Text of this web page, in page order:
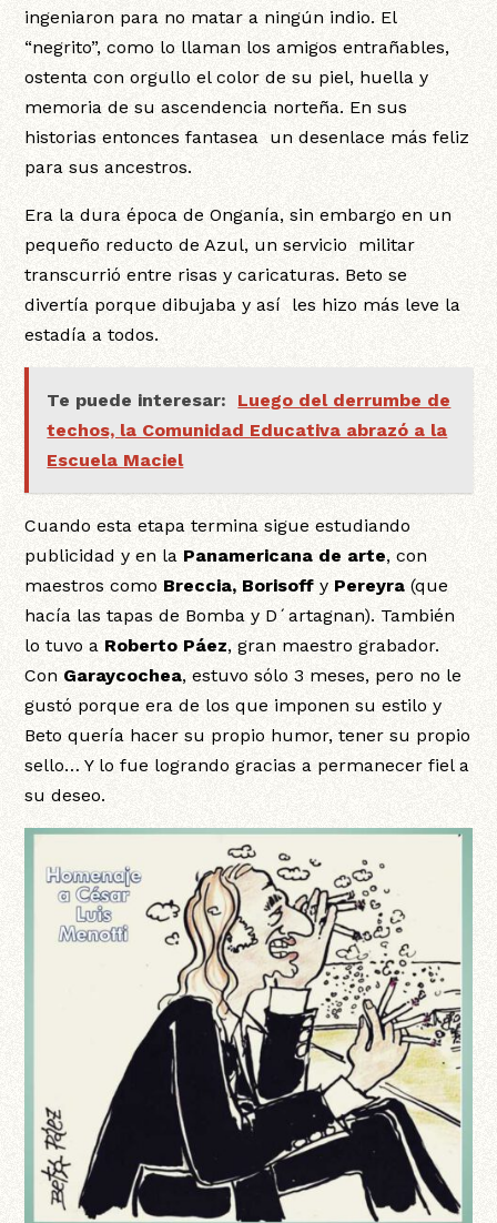
ingeniaron para no matar a ningún indio. El
“negrito”, como lo llaman los amigos entrañables,
ostenta con orgullo el color de su piel, huella y
memoria de su ascendencia norteña. En sus
historias entonces fantasea un desenlace más feliz
para sus ancestros.
Era la dura época de Onganía, sin embargo en un
pequeño reducto de Azul, un servicio militar
transcurrió entre risas y caricaturas. Beto se
divertía porque dibujaba y así les hizo más leve la
estadía a todos.
Te puede interesar:
Luego del derrumbe de
techos, la Comunidad Educativa abrazó a la
Escuela Maciel
Cuando esta etapa termina sigue estudiando
publicidad y en la Panamericana de arte, con
maestros como Breccia, Borisoffy Pereyra (que
hacía las tapas de Bomba y D´artagnan). También
lo tuvo a Roberto Páez, gran maestro grabador.
Con Garaycochea, estuvo sólo 3 meses, pero no le
gustó porque era de los que imponen su estilo y
Beto quería hacer su propio humor, tener su propio
sello… Y lo fue logrando gracias a permanecer fiel a
su deseo.